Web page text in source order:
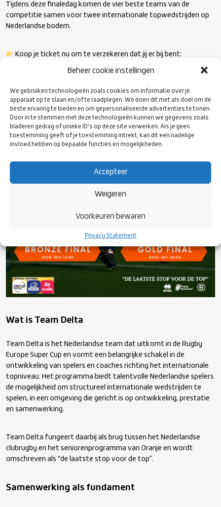
Beheer cookie instellingen
We gebruiken technologieën zoals cookies om informatie over je
apparaat op te slaan en/of te raadplegen. We doen dit met als doel om de
beste ervaring te bieden en om gepersonaliseerde advertenties te tonen.
Door in te stemmen met deze technologieën kunnen we gegevens zoals
bladeren gedrag of unieke ID's op deze site verwerken. Als je geen
toestemming geeft of je toestemming intrekt, kan dit een nadelige
invloed hebben op bepaalde functies en mogelijkheden.
Accepteer
Weigeren
Voorkeuren bewaren
Privacy Statement
Tijdens deze finaledag komen de vier beste teams van de
competitie samen voor twee internationale topwedstrijden op
Nederlandse bodem.
Koop je ticket nu om te verzekeren dat jij er bij bent:
Wat is Team Delta
Team Delta is het Nederlandse team dat uitkomt in de Rugby
Europe Super Cup en vormt een belangrijke schakel in de
ontwikkeling van spelers en coaches richting het internationale
topniveau. Het programma biedt talentvolle Nederlandse spelers
de mogelijkheid om structureel internationale wedstrijden te
spelen, in een omgeving die gericht is op ontwikkeling, prestatie
en samenwerking.
Team Delta fungeert daarbij als brug tussen het Nederlandse
clubrugby en het seniorenprogramma van Oranje en wordt
omschreven als “de laatste stop voor de top”.
Samenwerking als fundament